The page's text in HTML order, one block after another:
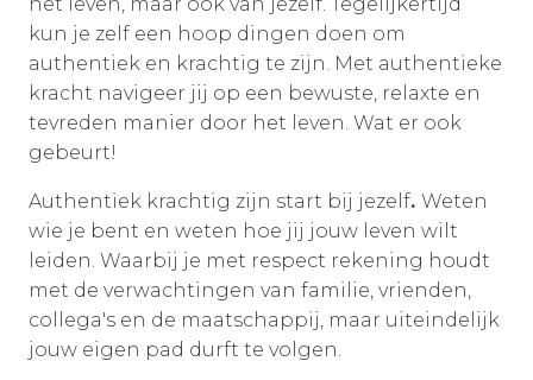
kun je zelf een hoop dingen doen om
authentiek en krachtig te zijn. Met authentieke
kracht navigeer jij op een bewuste, relaxte en
tevreden manier door het leven. Wat er ook
gebeurt!
Authentiek krachtig zijn start bij jezelf. Weten
wie je bent en weten hoe jij jouw leven wilt
leiden. Waarbij je met respect rekening houdt
met de verwachtingen van familie, vrienden,
collega's en de maatschappij, maar uiteindelijk
jouw eigen pad durft te volgen.